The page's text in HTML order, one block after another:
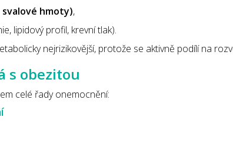
hmoty),
lipidový profil, krevní tlak).
nejrizikovější, protože se aktivně podílí na
s obezitou
celé řady onemocnění: